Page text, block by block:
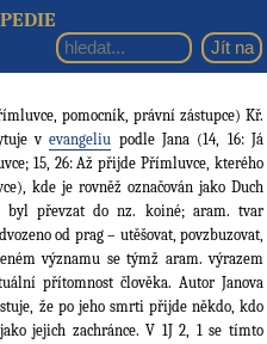
pomocník, právní zástupce) Kř.
vevangeliu podle Jana (14, 16: Já
15, 26: Až přijde Přímluvce, kterého
kde je rovněž označován jako Duch
byl převzat do nz. koiné; aram. tvar
od prag – utěšovat, povzbuzovat,
významu se týmž aram. výrazem
přítomnost člověka. Autor Janova
že po jeho smrti přijde někdo, kdo
jejich zachránce. V 1J 2, 1 se tímto